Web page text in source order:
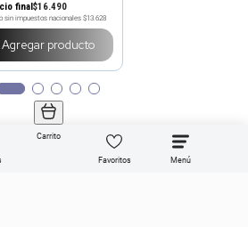
Carrito
Favoritos
final$16.490
sin impuestos nacionales $13.628
Agregar producto